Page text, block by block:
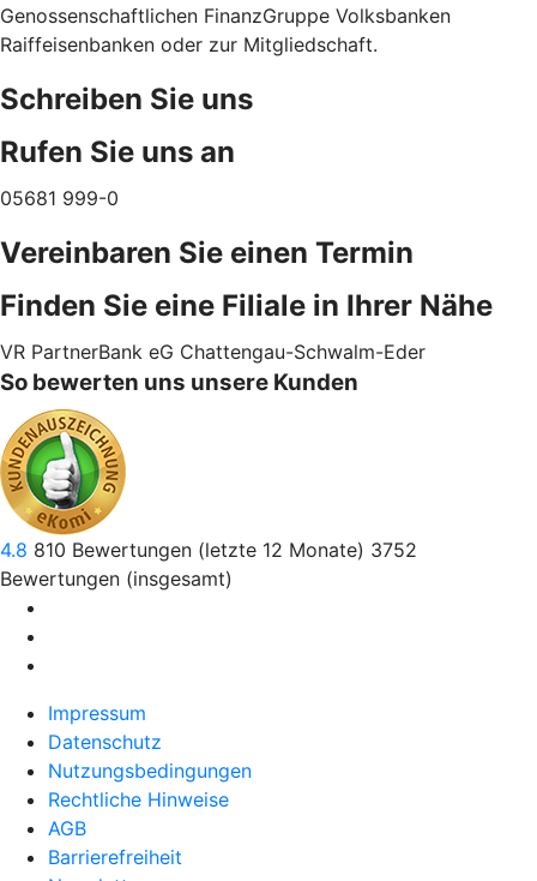
Genossenschaftlichen FinanzGruppe Volksbanken
Raiffeisenbanken oder zur Mitgliedschaft.
Schreiben Sie uns
Rufen Sie uns an
05681 999-0
Vereinbaren Sie einen Termin
Finden Sie eine Filiale in Ihrer Nähe
VR PartnerBank eG Chattengau-Schwalm-Eder
So bewerten uns unsere Kunden
4.8 810 Bewertungen (letzte 12 Monate) 3752
Bewertungen (insgesamt)
Impressum
Datenschutz
Nutzungsbedingungen
Rechtliche Hinweise
AGB
Barrierefreiheit